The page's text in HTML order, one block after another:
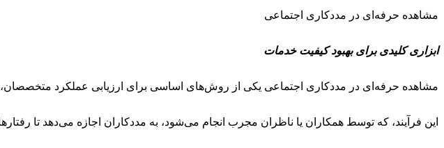
مشاهده حرفه‌ای در مددکاری اجتماعی
ابزاری کلیدی برای بهبود کیفیت خدمات
مشاهده حرفه‌ای در مددکاری اجتماعی یکی از روش‌های اساسی برای ارزیابی عملکرد متخصصان،
این فرآیند، که توسط همکاران یا ناظران مجرب انجام می‌شود، به مددکاران اجازه می‌دهد تا